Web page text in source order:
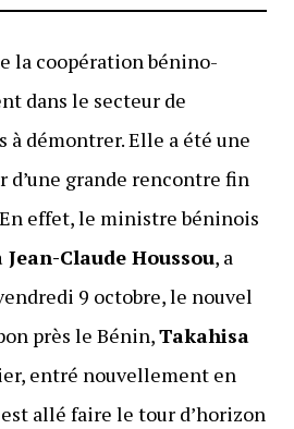
la coopération bénino-
dans le secteur de
à démontrer. Elle a été une
d’une grande rencontre fin
effet, le ministre béninois
Jean-Claude Houssou, a
9 octobre, le nouvel
près le Bénin,Takahisa
entré nouvellement en
allé faire le tour d’horizon